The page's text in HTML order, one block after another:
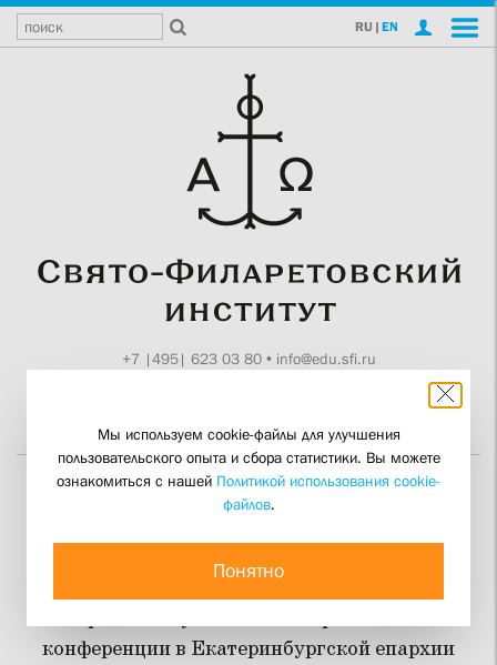
RU | EN
+7 |495| 623 03 80• info@edu.sfi.ru
Время братства
обратились участники Всероссийской
конференции в Екатеринбургской епархии
Мы используем cookie-файлы для улучшения
пользовательского опыта и сбора статистики. Вы можете
ознакомиться с нашей Политикой использования cookie-
файлов.
Понятно